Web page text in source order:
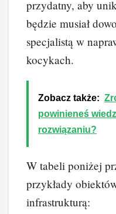
przydatny, aby
będzie musiał
specjalistą w
kocykach.
Zobacz także:
powinieneś
rozwiązaniu?
W tabeli poniżej
przykłady
infrastrukturą: